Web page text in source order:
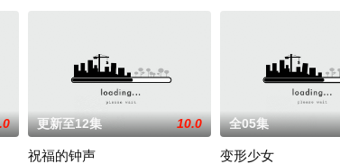
更新至12集 10.0
祝福的钟声
全05集
变形少女